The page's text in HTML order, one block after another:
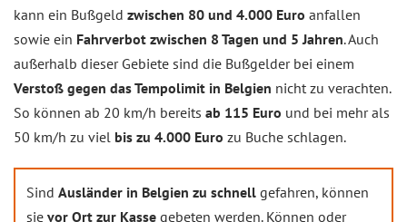
kann ein Bußgeld zwischen 80 und 4.000 Euro anfallen
sowie ein Fahrverbot zwischen 8 Tagen und 5 Jahren. Auch
außerhalb dieser Gebiete sind die Bußgelder bei einem
Verstoß gegen das Tempolimit in Belgien nicht zu verachten.
So können ab 20 km/h bereits ab 115 Euro und bei mehr als
50 km/h zu viel bis zu 4.000 Euro zu Buche schlagen.
Sind Ausländer in Belgien zu schnell gefahren, können
sie vor Ort zur Kasse gebeten werden. Können oder